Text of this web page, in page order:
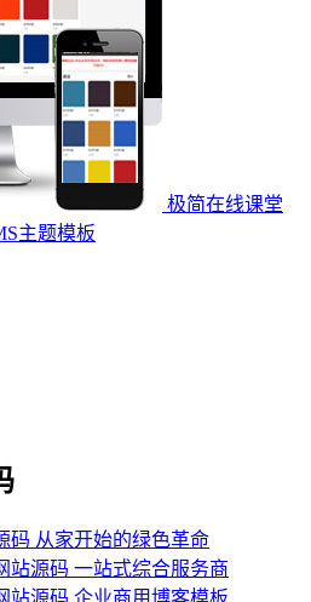
极简在线课堂
主题模板
码 从家开始的绿色革命
站源码 一站式综合服务商
站源码 企业商用博客模板